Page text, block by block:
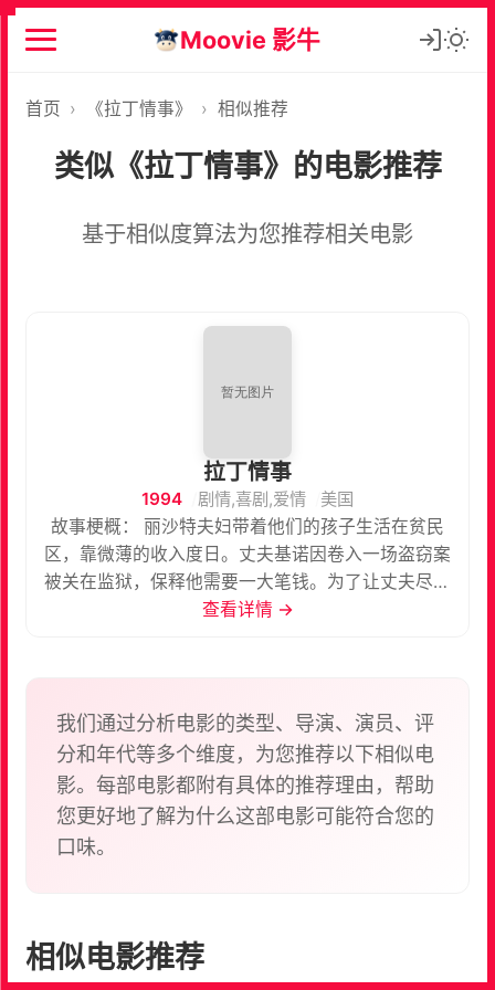
Moovie 影牛
首页 › 《拉丁情事》 › 相似推荐
类似《拉丁情事》的电影推荐
基于相似度算法为您推荐相关电影
拉丁情事
1994 剧情,喜剧,爱情
美国
故事梗概： 丽沙特夫妇带着他们的孩子生活在贫民
区，靠微薄的收入度日。丈夫基诺因卷入一场盗窃案
被关在监狱，保释他需要一大笔钱。为了让丈夫尽快
回归家庭，丽沙特决定外出找一份挣钱快的工作。 丽
沙特尽心尽力地工作，每天早出晚归，只为了能尽快
攒钱保释基诺出狱。 然而基诺却被邻居保释出来，从
邻居口中基诺得知妻子这段时间经常半夜才回家，甚
至夜不归宿，有时人们还能看到一个男人驾驶名车送
她回来。基诺气急败坏，找丽沙特理论，丽沙特心中
很是委屈，那个被邻居谣传的开名车的男人其实是自
唯一爱的就是丈夫基诺。与此同时，丽沙特也听到了
一些关于基诺的风言风语，那名将基诺保释出来的邻
查看详情 →
我们通过分析电影的类型、导演、演员、评
分和年代等多个维度，为您推荐以下相似电
影。每部电影都附有具体的推荐理由，帮助
您更好地了解为什么这部电影可能符合您的
口味。
相似电影推荐